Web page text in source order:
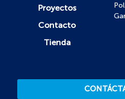
Proyectos
Contacto
Tienda